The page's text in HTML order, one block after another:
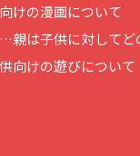
けの漫画について
…親は子供に対して
向けの遊びについて